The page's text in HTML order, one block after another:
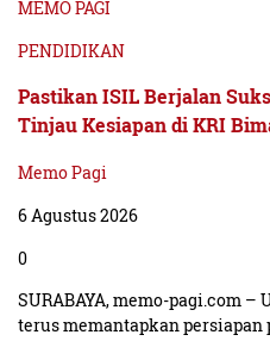
MEMO PAGI
PENDIDIKAN
Pastikan ISIL Berjalan
Tinjau Kesiapan di KRI
Memo Pagi
6 Agustus 2026
0
SURABAYA, memo-pagi.com
terus memantapkan